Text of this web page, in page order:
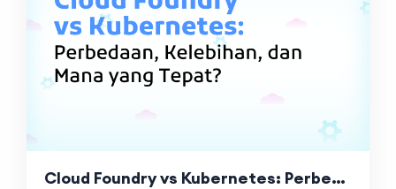
Cloud Foundry vs Kubernetes: Perbedaan, Kelebihan, dan Mana yang Tepat?